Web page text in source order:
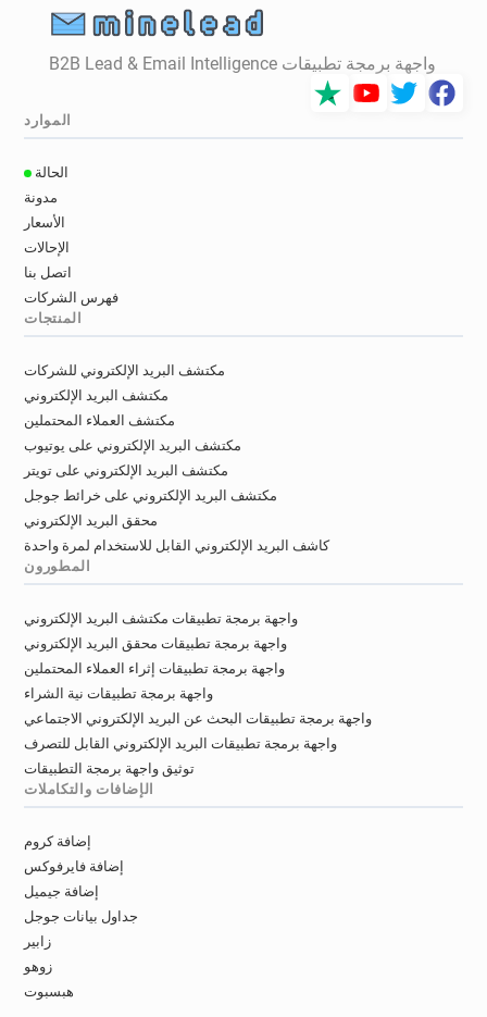
واجهة برمجة تطبيقات B2B Lead & Email Intelligence
الموارد
الحالة
مدونة
الأسعار
الإحالات
اتصل بنا
فهرس الشركات
المنتجات
مكتشف البريد الإلكتروني للشركات
مكتشف البريد الإلكتروني
مكتشف العملاء المحتملين
مكتشف البريد الإلكتروني على يوتيوب
مكتشف البريد الإلكتروني على تويتر
مكتشف البريد الإلكتروني على خرائط جوجل
محقق البريد الإلكتروني
كاشف البريد الإلكتروني القابل للاستخدام لمرة واحدة
المطورون
واجهة برمجة تطبيقات مكتشف البريد الإلكتروني
واجهة برمجة تطبيقات محقق البريد الإلكتروني
واجهة برمجة تطبيقات إثراء العملاء المحتملين
واجهة برمجة تطبيقات نية الشراء
واجهة برمجة تطبيقات البحث عن البريد الإلكتروني الاجتماعي
واجهة برمجة تطبيقات البريد الإلكتروني القابل للتصرف
توثيق واجهة برمجة التطبيقات
الإضافات والتكاملات
إضافة كروم
إضافة فايرفوكس
إضافة جيميل
جداول بيانات جوجل
زابير
زوهو
هبسبوت